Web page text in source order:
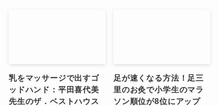
乳をマッサージで出すゴ
ッドハンド：平田喜代美
先生のザ．ベストハウス
足が速くなる方法！足三
里のお灸で小学生のマラ
ソン順位が8位にアップ